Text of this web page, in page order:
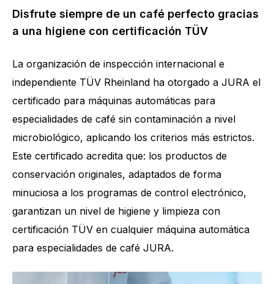
Disfrute siempre de un café perfecto gracias
a una higiene con certificación TÜV
La organización de inspección internacional e
independiente TÜV Rheinland ha otorgado a JURA el
certificado para máquinas automáticas para
especialidades de café sin contaminación a nivel
microbiológico, aplicando los criterios más estrictos.
Este certificado acredita que: los productos de
conservación originales, adaptados de forma
minuciosa a los programas de control electrónico,
garantizan un nivel de higiene y limpieza con
certificación TÜV en cualquier máquina automática
para especialidades de café JURA.